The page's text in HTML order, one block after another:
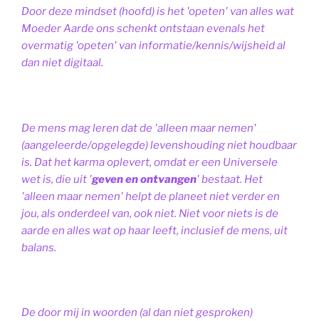
Door deze mindset (hoofd) is het 'opeten' van alles wat
Moeder Aarde ons schenkt ontstaan evenals het
overmatig 'opeten' van informatie/kennis/wijsheid al
dan niet digitaal.
De mens mag leren dat de 'alleen maar nemen'
(aangeleerde/opgelegde) levenshouding niet houdbaar
is. Dat het karma oplevert, omdat er een Universele
wet is, die uit 'geven en ontvangen' bestaat. Het
'alleen maar nemen' helpt de planeet niet verder en
jou, als onderdeel van, ook niet. Niet voor niets is de
aarde en alles wat op haar leeft, inclusief de mens, uit
balans.
De door mij in woorden (al dan niet gesproken)